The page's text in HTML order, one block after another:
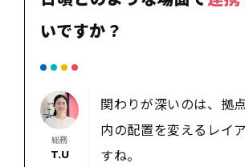
いですか？
総務
T.U
関わりが深いのは、拠
内の配置を変えるレイ
すね。